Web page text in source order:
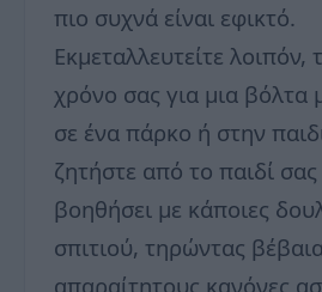
πιο συχνά είναι εφικτό.
Εκμεταλλευτείτε λοιπόν,
χρόνο σας για μια βόλτα
σε ένα πάρκο ή στην
ζητήστε από το παιδί
βοηθήσει με κάποιες
σπιτιού, τηρώντας
απαραίτητους κανόνες